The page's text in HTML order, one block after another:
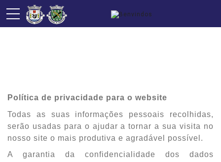
Política de privacidade para o website
Todas as suas informações pessoais recolhidas,
serão usadas para o ajudar a tornar a sua visita no
nosso site o mais produtiva e agradável possível.
A garantia da confidencialidade dos dados